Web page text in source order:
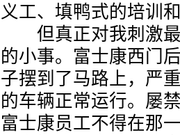
义工、填鸭式的培训
但真正对我刺激最
的小事。富士康西门
子摆到了马路上，严
的车辆正常运行。屡
富士康员工不得在那